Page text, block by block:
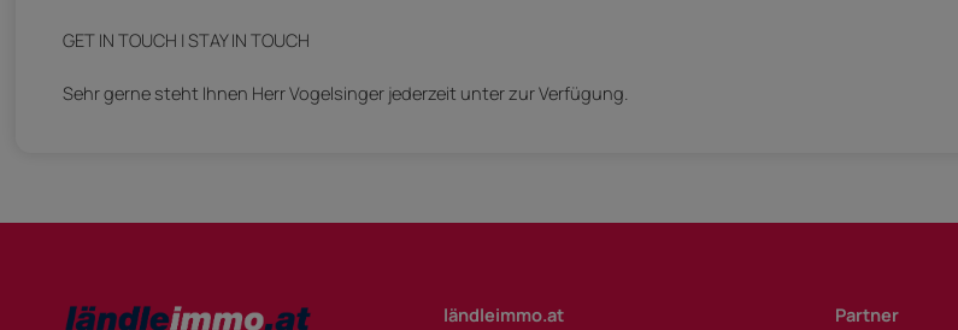
GET IN TOUCH | STAY IN TOUCH
Sehr gerne steht Ihnen Herr Vogelsinger jederzeit unter zur Verfügung.
ländleimmo.at
Partner